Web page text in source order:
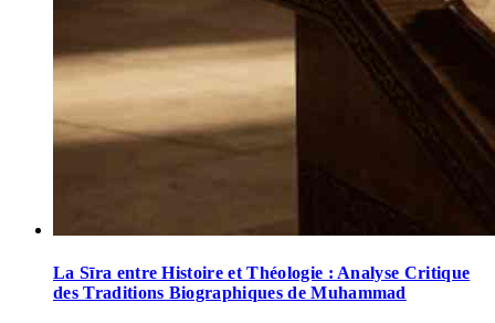
La Sīra entre Histoire et Théologie : Analyse Critique
des Traditions Biographiques de Muhammad